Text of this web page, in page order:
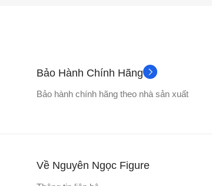
Bảo Hành Chính Hãng
Bảo hành chính hãng theo nhà sản xuất
Về Nguyên Ngọc Figure